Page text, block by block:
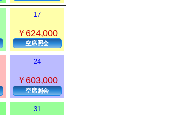
17
￥624,000
空席照会
24
￥603,000
空席照会
31